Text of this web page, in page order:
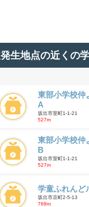
生地点の近くの
東部小学校仲
A
坂出市室町1-1-21
527m
東部小学校仲
B
坂出市室町1-1-21
527m
学童ふれんど
坂出市京町2-5-13
768m